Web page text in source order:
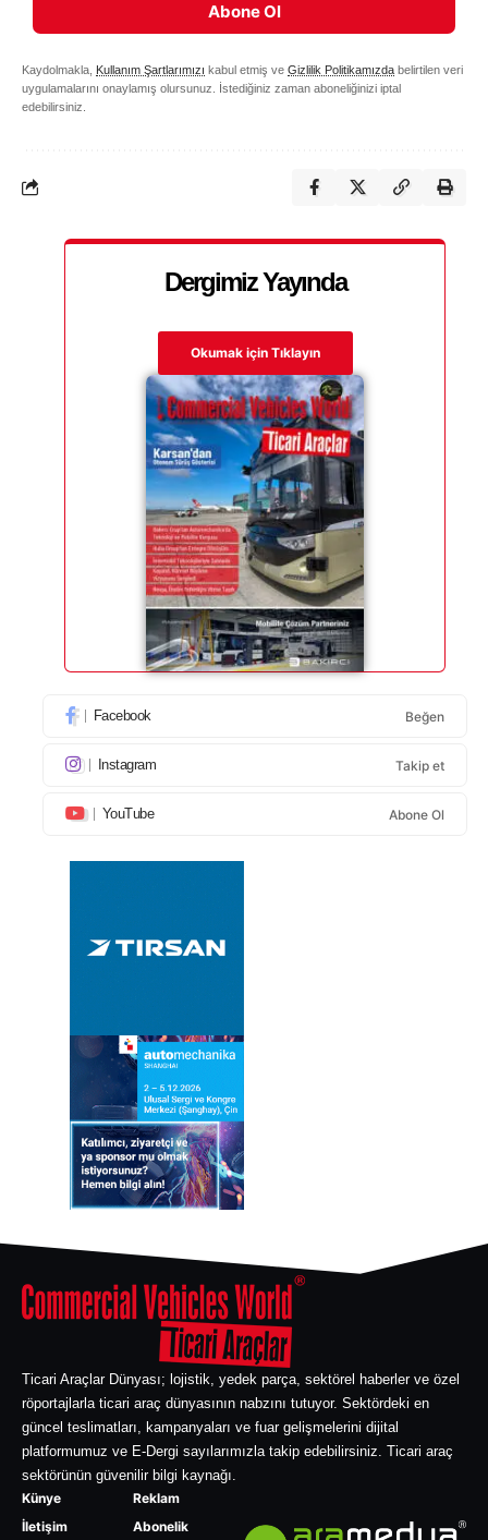
Abone Ol
Kaydolmakla, Kullanım Şartlarımızı kabul etmiş ve Gizlilik Politikamızda belirtilen veri
uygulamalarını onaylamış olursunuz. İstediğiniz zaman aboneliğinizi iptal
edebilirsiniz.
Dergimiz Yayında
Okumak için Tıklayın
Facebook Beğen
Instagram Takip et
YouTube Abone Ol
Ticari Araçlar Dünyası; lojistik, yedek parça, sektörel haberler ve özel
röportajlarla ticari araç dünyasının nabzını tutuyor. Sektördeki en
güncel teslimatları, kampanyaları ve fuar gelişmelerini dijital
platformumuz ve E-Dergi sayılarımızla takip edebilirsiniz. Ticari araç
sektörünün güvenilir bilgi kaynağı.
Künye
İletişim
Reklam
Abonelik